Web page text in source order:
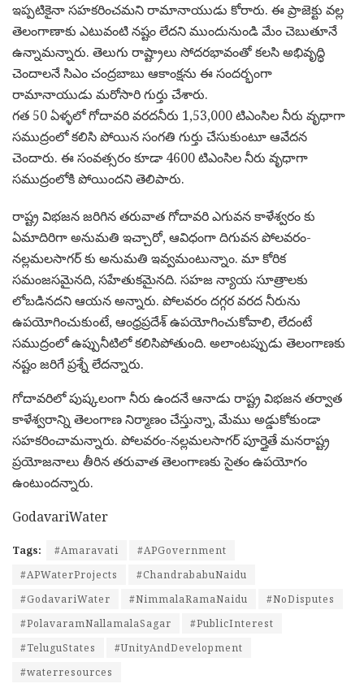
ఇప్పటికైనా సహకరించమని రామానాయుడు కోరారు. ఈ ప్రాజెక్టు వల్ల
తెలంగాణాకు ఎటువంటి నష్టం లేదని ముందునుండి మేం చెబుతూనే
ఉన్నామన్నారు. తెలుగు రాష్ట్రాలు సోదరభావంతో కలసి అభివృద్ధి
చెందాలనే సిఎం చంద్రబాబు ఆకాంక్షను ఈ సందర్భంగా
రామానాయుడు మరోసారి గుర్తు చేశారు.
గత 50 ఏళ్ళలో గోదావరి వరదనీరు 1,53,000 టిఎంసిల నీరు వృధాగా
సముద్రంలో కలిసి పోయిన సంగతి గుర్తు చేసుకుంటూ ఆవేదన
చెందారు. ఈ సంవత్సరం కూడా 4600 టిఎంసిల నీరు వృధాగా
సముద్రంలోకి పోయిందని తెలిపారు.
రాష్ట్ర విభజన జరిగిన తరువాత గోదావరి ఎగువన కాళేశ్వరం కు
ఏమాదిరిగా అనుమతి ఇచ్చారో, ఆవిధంగా దిగువన పోలవరం-
నల్లమలసాగర్ కు అనుమతి ఇవ్వమంటున్నాం. మా కోరిక
సమంజసమైనది, సహేతుకమైనది. సహజ న్యాయ సూత్రాలకు
లోబడినదని ఆయన అన్నారు. పోలవరం దగ్గర వరద నీరును
ఉపయోగించుకుంటే, ఆంధ్రప్రదేశ్ ఉపయోగించుకోవాలి, లేదంటే
సముద్రంలో ఉప్పునీటిలో కలిసిపోతుంది. అలాంటప్పుడు తెలంగాణకు
నష్టం జరిగే ప్రశ్నే లేదన్నారు.
గోదావరిలో పుష్కలంగా నీరు ఉందనే ఆనాడు రాష్ట్ర విభజన తర్వాత
కాళేశ్వరాన్ని తెలంగాణ నిర్మాణం చేస్తున్నా, మేము అడ్డుకోకుండా
సహకరించామన్నారు. పోలవరం-నల్లమలసాగర్ పూర్తైతే మనరాష్ట్ర
ప్రయోజనాలు తీరిన తరువాత తెలంగాణకు సైతం ఉపయోగం
ఉంటుందన్నారు.
GodavariWater
Tags: #Amaravati
#APGovernment
#APWaterProjects
#ChandrababuNaidu
#GodavariWater
#NimmalaRamaNaidu
#NoDisputes
#PolavaramNallamalaSagar
#PublicInterest
#TeluguStates
#UnityAndDevelopment
#waterresources